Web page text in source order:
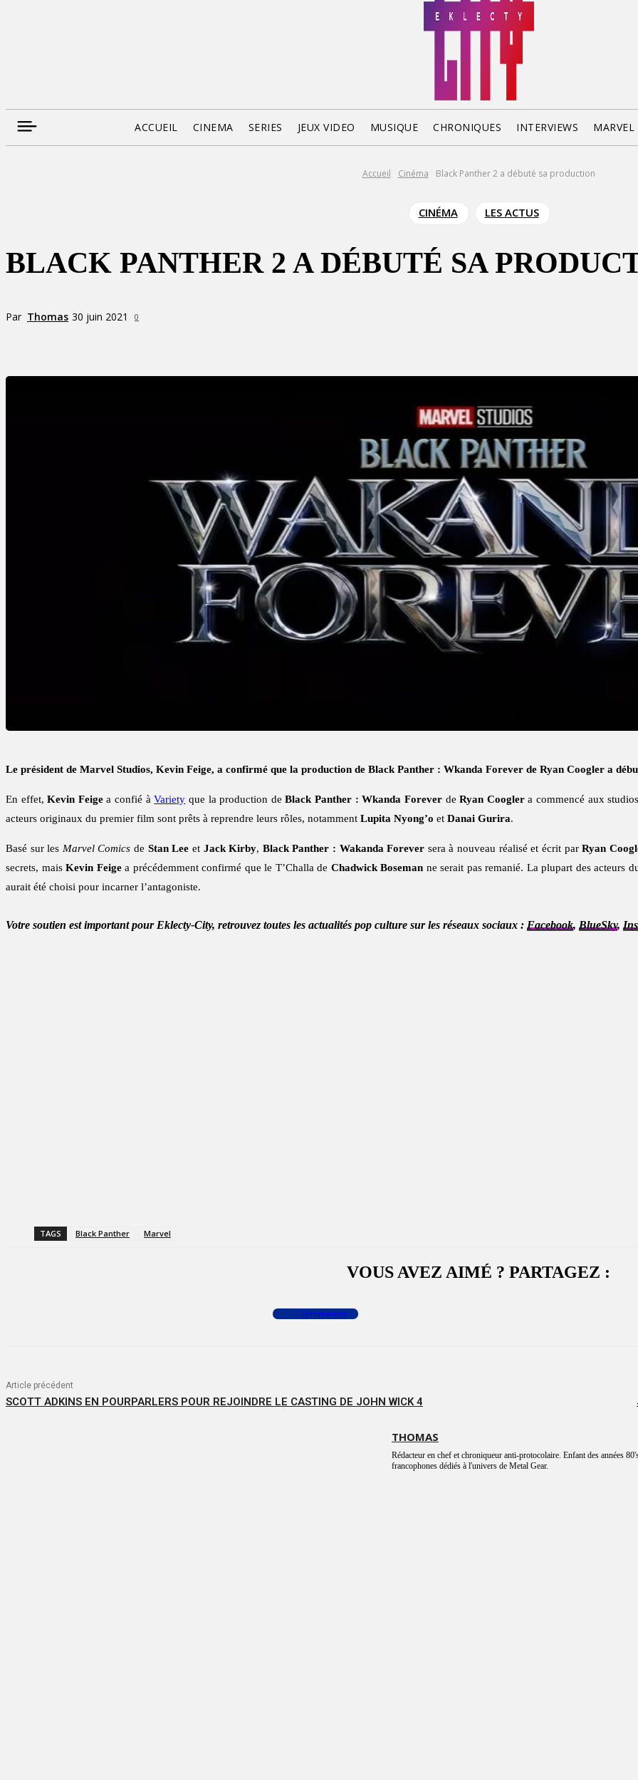
ACCUEIL CINEMA SERIES JEUX VIDEO MUSIQUE CHRONIQUES INTERVIEWS
Accueil Cinéma Black Panther 2 a débuté sa production
CINÉMA LES ACTUS
BLACK PANTHER 2 A DÉBUTÉ SA
Par Thomas 30 juin 2021 0
Le président de Marvel Studios, Kevin Feige, a confirmé que la production de Black Panther : Wkanda Forever de Ryan Coogler a
En effet,Kevin Feigea confié àVariety que la production deBlack Panther : Wkanda ForeverdeRyan Cooglera commencé aux
acteurs originaux du premier film sont prêts à reprendre leurs rôles, notamment Lupita Nyong’o et Danai Gurira.
Basé sur les Marvel Comics de Stan Lee et Jack Kirby, Black Panther : Wakanda Forever sera à nouveau réalisé et écrit parRyan
secrets, maisKevin Feigea précédemment confirmé que le T’Challa de Chadwick Boseman ne serait pas remanié. La plupart des acteurs
aurait été choisi pour incarner l’antagoniste.
Votre soutien est important pour Eklecty-City, retrouvez toutes les actualités pop culture sur les réseaux sociaux : Facebook, BlueSky,
TAGS Black Panther Marvel
VOUS AVEZ AIMÉ ? PARTAGEZ :
Commenter
Article précédent
SCOTT ADKINS EN POURPARLERS POUR REJOINDRE LE CASTING DE JOHN WICK 4
THOMAS
Rédacteur en chef et chroniqueur anti-protocolaire. Enfant des années
francophones dédiés à l'univers de Metal Gear.